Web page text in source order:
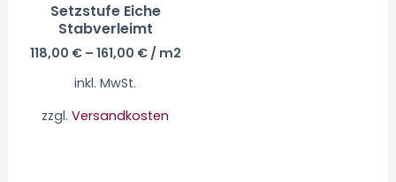
Setzstufe Eiche
Stabverleimt
118,00 €– 161,00 €/ m2
inkl. MwSt.
zzgl.Versandkosten